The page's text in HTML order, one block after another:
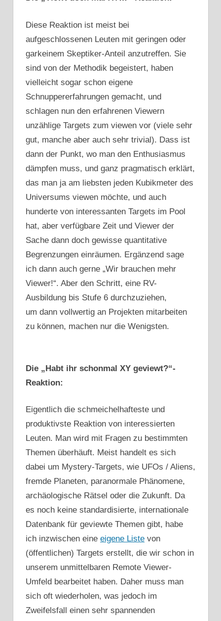
Diese Reaktion ist meist bei
aufgeschlossenen Leuten mit geringen oder
garkeinem Skeptiker-Anteil anzutreffen. Sie
sind von der Methodik begeistert, haben
vielleicht sogar schon eigene
Schnuppererfahrungen gemacht, und
schlagen nun den erfahrenen Viewern
unzählige Targets zum viewen vor (viele sehr
gut, manche aber auch sehr trivial). Dass ist
dann der Punkt, wo man den Enthusiasmus
dämpfen muss, und ganz pragmatisch erklärt,
das man ja am liebsten jeden Kubikmeter des
Universums viewen möchte, und auch
hunderte von interessanten Targets im Pool
hat, aber verfügbare Zeit und Viewer der
Sache dann doch gewisse quantitative
Begrenzungen einräumen. Ergänzend sage
ich dann auch gerne „Wir brauchen mehr
Viewer!“. Aber den Schritt, eine RV-
Ausbildung bis Stufe 6 durchzuziehen,
um dann vollwertig an Projekten mitarbeiten
zu können, machen nur die Wenigsten.
Die „Habt ihr schonmal XY geviewt?“-
Reaktion:
Eigentlich die schmeichelhafteste und
produktivste Reaktion von interessierten
Leuten. Man wird mit Fragen zu bestimmten
Themen überhäuft. Meist handelt es sich
dabei um Mystery-Targets, wie UFOs / Aliens,
fremde Planeten, paranormale Phänomene,
archäologische Rätsel oder die Zukunft. Da
es noch keine standardisierte, internationale
Datenbank für geviewte Themen gibt, habe
ich inzwischen eine eigene Liste von
(öffentlichen) Targets erstellt, die wir schon in
unserem unmittelbaren Remote Viewer-
Umfeld bearbeitet haben. Daher muss man
sich oft wiederholen, was jedoch im
Zweifelsfall einen sehr spannenden